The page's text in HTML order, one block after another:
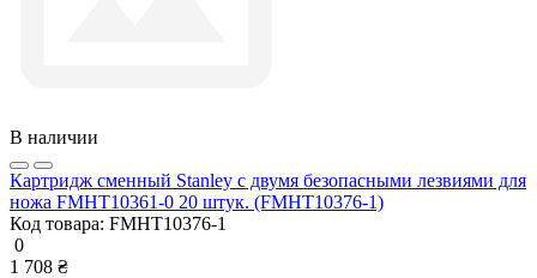
В наличии
Картридж сменный Stanley с двумя безопасными лезвиями для
ножа FMHT10361-0 20 штук. (FMHT10376-1)
Код товара: FMHT10376-1
0
1 708 ₴